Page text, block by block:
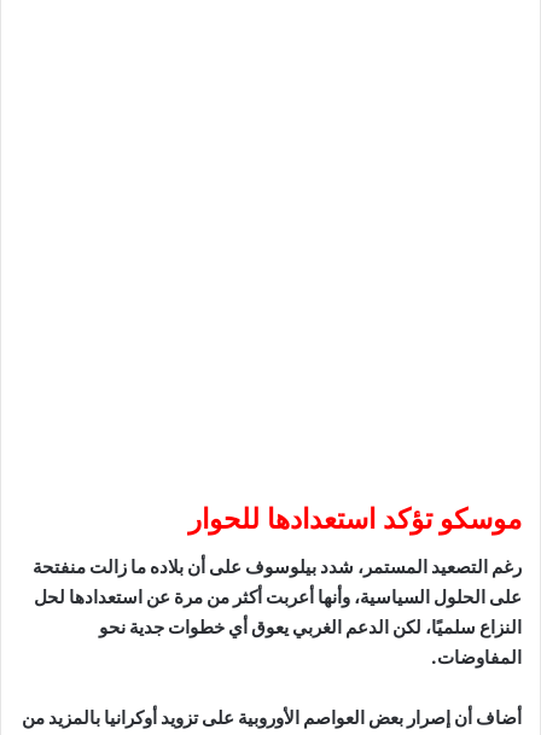
موسكو تؤكد استعدادها للحوار
رغم التصعيد المستمر، شدد بيلوسوف على أن بلاده ما زالت منفتحة
على الحلول السياسية، وأنها أعربت أكثر من مرة عن استعدادها لحل
النزاع سلميًا، لكن الدعم الغربي يعوق أي خطوات جدية نحو
المفاوضات.
أضاف أن إصرار بعض العواصم الأوروبية على تزويد أوكرانيا بالمزيد من